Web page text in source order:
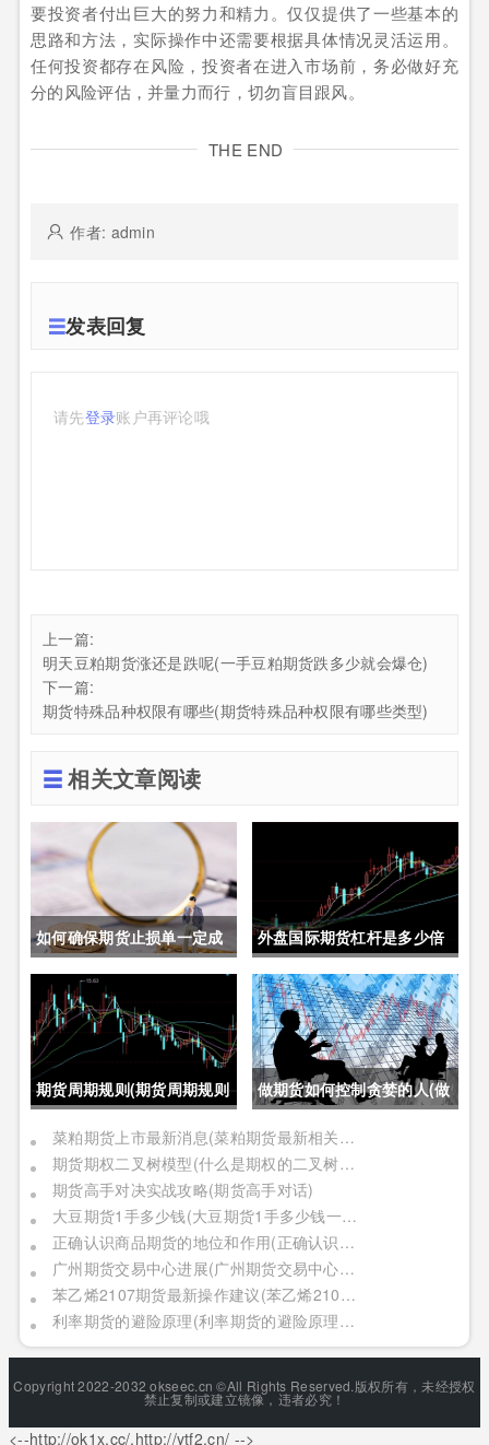
要投资者付出巨大的努力和精力。仅仅提供了一些基本的
思路和方法，实际操作中还需要根据具体情况灵活运用。
任何投资都存在风险，投资者在进入市场前，务必做好充
分的风险评估，并量力而行，切勿盲目跟风。
THE END
作者: admin
发表回复
请先登录账户再评论哦
上一篇:
明天豆粕期货涨还是跌呢(一手豆粕期货跌多少就会爆仓)
下一篇:
期货特殊品种权限有哪些(期货特殊品种权限有哪些类型)
相关文章阅读
如何确保期货止损单一定成
交成功(如何确保期货止损单
一定成交成功呢)
外盘国际期货杠杆是多少倍
(外盘国际期货杠杆是多少倍
的)
期货周期规则(期货周期规则
是什么)
做期货如何控制贪婪的人(做
期货如何控制贪婪的人呢)
菜粕期货上市最新消息(菜粕期货最新相关信息)
期货期权二叉树模型(什么是期权的二叉树模型)
期货高手对决实战攻略(期货高手对话)
大豆期货1手多少钱(大豆期货1手多少钱一个)
正确认识商品期货的地位和作用(正确认识商品期货的地位和作用是什么)
广州期货交易中心进展(广州期货交易中心进展情况)
苯乙烯2107期货最新操作建议(苯乙烯2109期货)
利率期货的避险原理(利率期货的避险原理是什么)
Copyright 2022-2032 okseec.cn ©All Rights Reserved.版权所有，未经授权
禁止复制或建立镜像，违者必究！
<--http://ok1x.cc/,http://ytf2.cn/ -->